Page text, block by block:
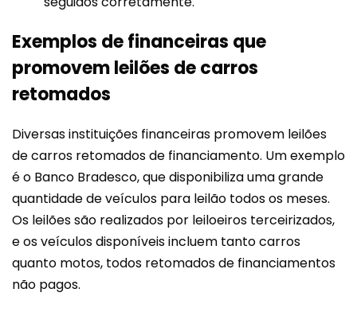
Exemplos de financeiras que
promovem leilões de carros
retomados
Diversas instituições financeiras promovem leilões
de carros retomados de financiamento. Um exemplo
é o Banco Bradesco, que disponibiliza uma grande
quantidade de veículos para leilão todos os meses.
Os leilões são realizados por leiloeiros terceirizados,
e os veículos disponíveis incluem tanto carros
quanto motos, todos retomados de financiamentos
não pagos.